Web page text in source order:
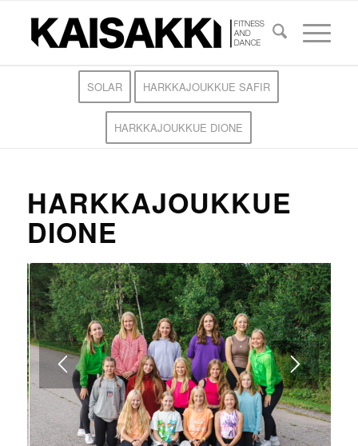
SOLAR HARKKAJOUKKUE SAFIR
HARKKAJOUKKUE DIONE
HARKKAJOUKKUE
DIONE